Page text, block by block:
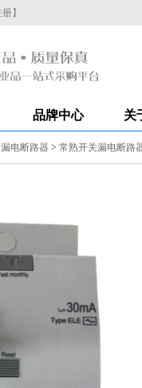
】
品牌中心 关
漏电断路器 > 常熟开关漏电断路